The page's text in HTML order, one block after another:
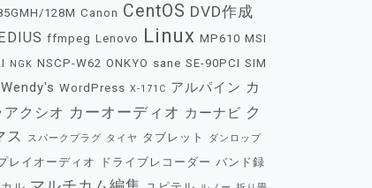
128M Canon CentOS DVD作成
EDIUS ffmpeg Lenovo Linux MP610 MSI
NGK NSCP-W62 ONKYO sane SE-90PCI SIM
Wendy's WordPress X-171C アルパイン カ
アクシオ カーオーディオ カーナビ ク
ス
スパークプラグ タイヤ タブレット ダンロップ
レイオーディオ ドライブレコーダー バンド録